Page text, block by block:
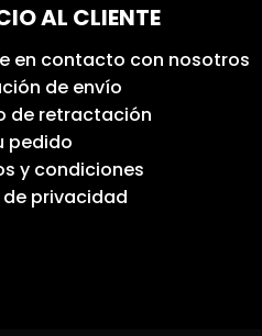
AL CLIENTE
en contacto con nosotros
de envío
de retractación
pedido
y condiciones
privacidad